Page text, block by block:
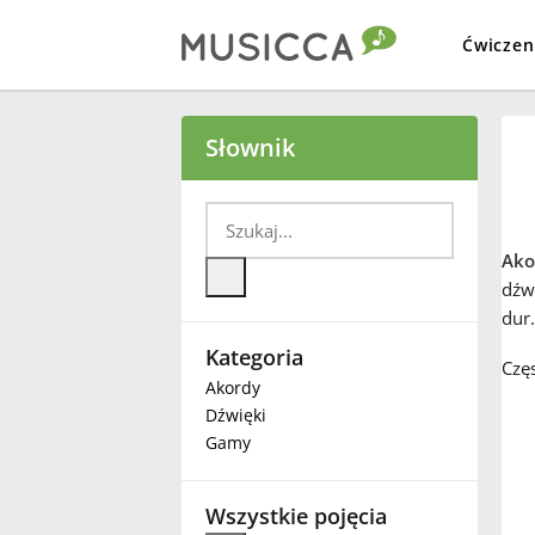
Български
Deutsch
English
Español
Słownik
Kategoria
Akordy
Dźwięki
Gamy
Wszystkie pojęcia
dur.